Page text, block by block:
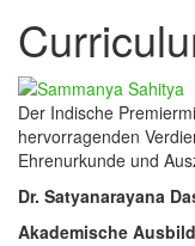
Der Indische
hervorragenden
Ehrenurkunde und
Dr. Satyanarayana
Akademische